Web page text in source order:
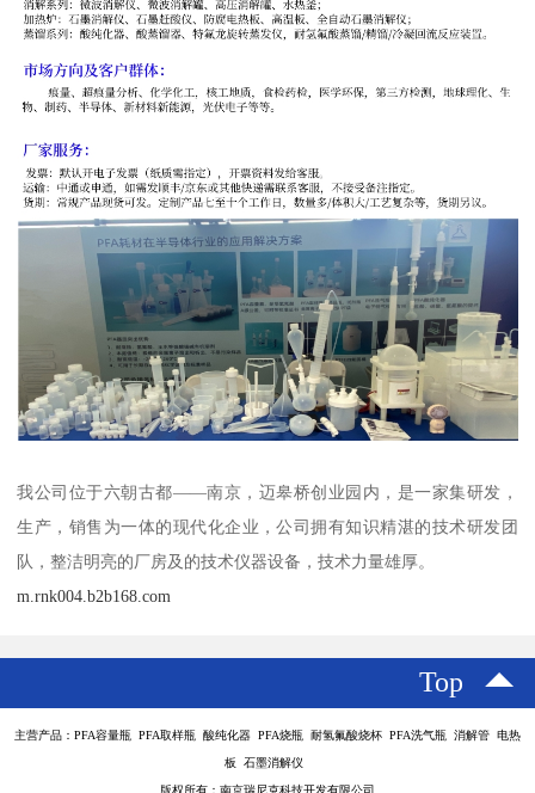
我公司位于六朝古都——南京，迈皋桥创业园内，是一家集研发，
生产，销售为一体的现代化企业，公司拥有知识精湛的技术研发团
队，整洁明亮的厂房及的技术仪器设备，技术力量雄厚。
m.rnk004.b2b168.com
Top
主营产品：PFA容量瓶 PFA取样瓶 酸纯化器 PFA烧瓶 耐氢氟酸烧杯 PFA洗气瓶 消解管 电热
板 石墨消解仪